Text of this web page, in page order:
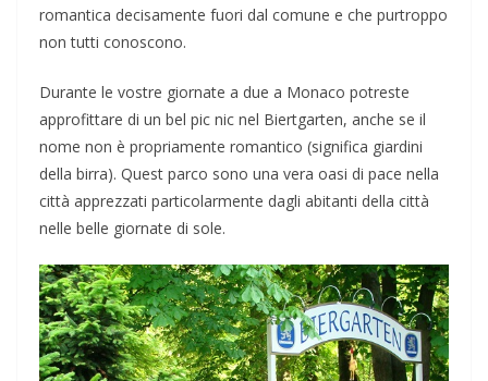
romantica decisamente fuori dal comune e che purtroppo
non tutti conoscono.
Durante le vostre giornate a due a Monaco potreste
approfittare di un bel pic nic nel Biertgarten, anche se il
nome non è propriamente romantico (significa giardini
della birra). Quest parco sono una vera oasi di pace nella
città apprezzati particolarmente dagli abitanti della città
nelle belle giornate di sole.